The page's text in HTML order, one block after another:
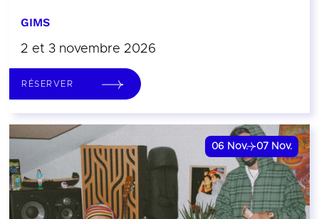
GIMS
2 et 3 novembre 2026
RÉSERVER
06 Nov. 07 Nov.